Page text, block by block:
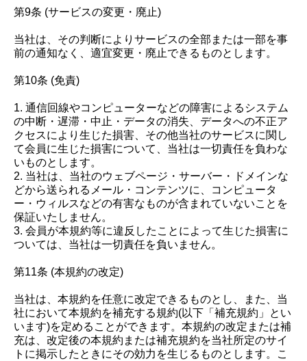
第9条 (サービスの変更・廃止)
当社は、その判断によりサービスの全部または一部を事
前の通知なく、適宜変更・廃止できるものとします。
第10条 (免責)
1. 通信回線やコンピューターなどの障害によるシステム
の中断・遅滞・中止・データの消失、データへの不正ア
クセスにより生じた損害、その他当社のサービスに関し
て会員に生じた損害について、当社は一切責任を負わな
いものとします。
2. 当社は、当社のウェブページ・サーバー・ドメインな
どから送られるメール・コンテンツに、コンピュータ
ー・ウィルスなどの有害なものが含まれていないことを
保証いたしません。
3. 会員が本規約等に違反したことによって生じた損害に
ついては、当社は一切責任を負いません。
第11条 (本規約の改定)
当社は、本規約を任意に改定できるものとし、また、当
社において本規約を補充する規約(以下「補充規約」とい
います)を定めることができます。本規約の改定または補
充は、改定後の本規約または補充規約を当社所定のサイ
トに掲示したときにその効力を生じるものとします。こ